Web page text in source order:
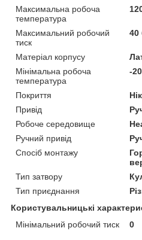
Максимальна робоча
температура
Максимальний робочий
тиск
40
Матеріал корпусу
Мінімальна робоча
температура
-
Покриття
Привід
Робоче середовище
Ручний привід
Спосіб монтажу
Тип затвору
Тип приєднання
Користувальницькі
Мінімальний робочий тиск
0